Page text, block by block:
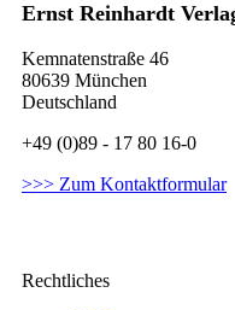
Ernst Reinhardt
Kemnatenstraße 46
80639 München
Deutschland
+49 (0)89 - 17 80 16-0
>>> Zum Kontaktformular
Rechtliches